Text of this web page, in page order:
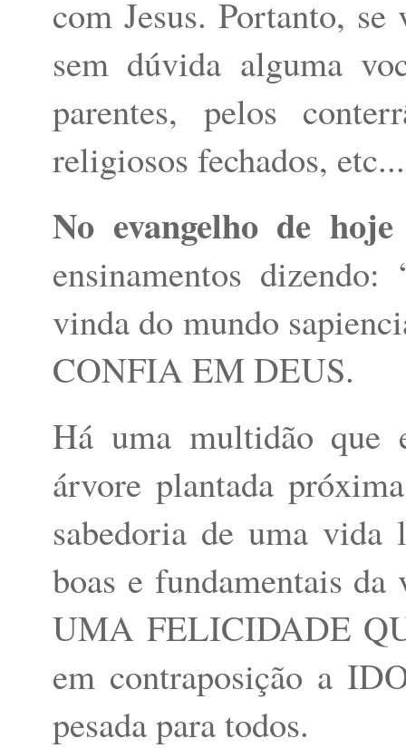
com Jesus. Portanto,
sem dúvida alguma
parentes, pelos
religiosos fechados, etc...
No evangelho de
ensinamentos
vinda do mundo
CONFIA EM DEUS.
Há uma multidão que
árvore plantada
sabedoria de uma vida
boas e fundamentais
UMA FELICIDADE
em contraposição a
pesada para todos.